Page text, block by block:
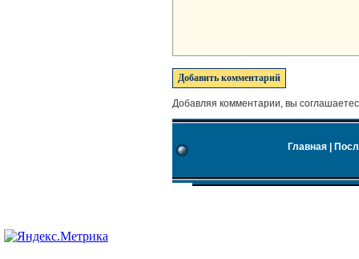
Добавляя комментарии, вы
Главная|